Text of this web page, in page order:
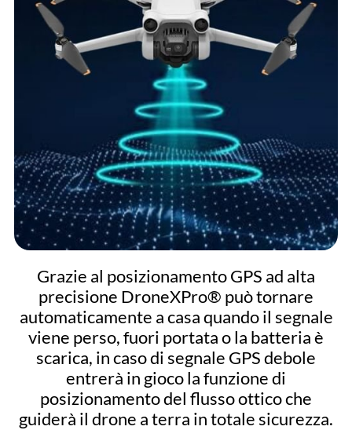
Grazie al posizionamento GPS ad alta
precisione DroneXPro® può tornare
automaticamente a casa quando il segnale
viene perso, fuori portata o la batteria è
scarica, in caso di segnale GPS debole
entrerà in gioco la funzione di
posizionamento del flusso ottico che
guiderà il drone a terra in totale sicurezza.